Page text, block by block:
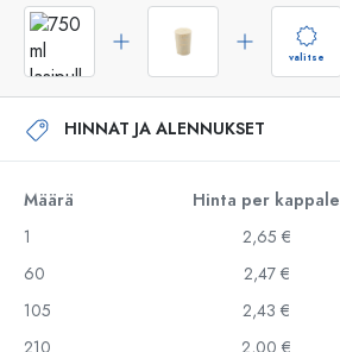
valitse
HINNAT JA ALENNUKSET
Määrä Hinta per kappale
1
2,65 €
60
2,47 €
105
2,43 €